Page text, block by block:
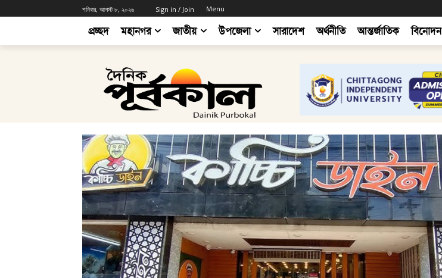
শনিবার, আগস্ট ৮, ২০২৬ Sign in / Join Menu
প্রচ্ছদ মহানগর জাতীয় উপজেলা সারাদেশ অর্থনীতি আন্তর্জাতিক বিনোদন